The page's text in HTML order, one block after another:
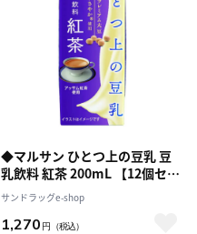
◆マルサン ひとつ上の豆乳 豆
乳飲料 紅茶 200mL 【12個セッ
ト】
サンドラッグe-shop
1,270 円 （税込）